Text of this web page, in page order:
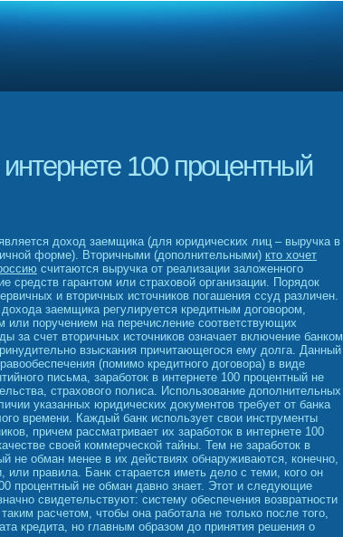
интернете 100 процентный
доход заемщика (для юридических лиц – выручка в
форме). Вторичными (дополнительными) кто хочет
считаются выручка от реализации заложенного
средств гарантом или страховой организации. Порядок
и вторичных источников погашения ссуд различен.
заемщика регулируется кредитным договором,
или поручением на перечисление соответствующих
за счет вторичных источников означает включение банком
взыскания причитающегося ему долга. Данный
(помимо кредитного договора) в виде
письма, заработок в интернете 100 процентный не
страхового полиса. Использование дополнительных
указанных юридических документов требует от банка
времени. Каждый банк использует свои инструменты
причем рассматривает их заработок в интернете 100
своей коммерческой тайны. Тем не заработок в
не обман менее в их действиях обнаруживаются, конечно,
или правила. Банк старается иметь дело с теми, кого он
процентный не обман давно знает. Этот и следующие
свидетельствуют: систему обеспечения возвратности
расчетом, чтобы она работала не только после того,
кредита, но главным образом до принятия решения о